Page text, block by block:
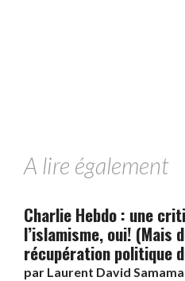
A lire également
Charlie Hebdo : une
l’islamisme, oui! (Mais
récupération politique
par Laurent David Samama